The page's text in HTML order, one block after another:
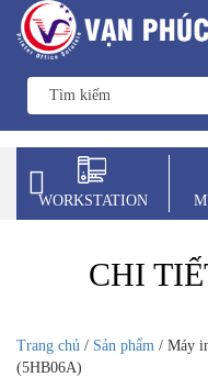
WORKSTATION
CHI
Trang chủ / Sản phẩm / Máy
(5HB06A)